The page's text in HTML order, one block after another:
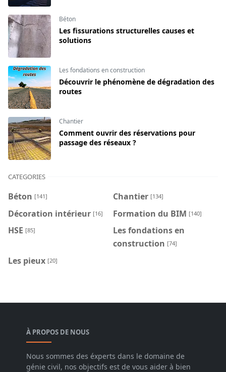
Béton
Les fissurations structurelles causes et
solutions
Les fondations en construction
Découvrir le phénomène de dégradation des
routes
Chantier
Comment ouvrir des réservations pour
passage des réseaux ?
CATEGORIES
Béton [141] Chantier [134]
Décoration intérieur [16] Formation du BIM [140]
HSE [85]
Les fondations en
construction [74]
Les pieux [20]
À PROPOS DE NOUS
Nous sommes des éxperts dans le domaine de
génie civil, nos objectifs est de vous aider à bien